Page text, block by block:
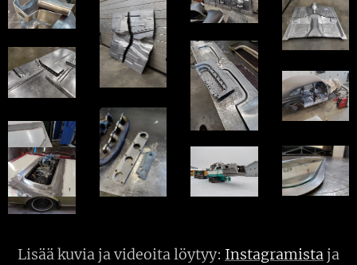
Lisää kuvia ja videoita löytyy: Instagramistaja